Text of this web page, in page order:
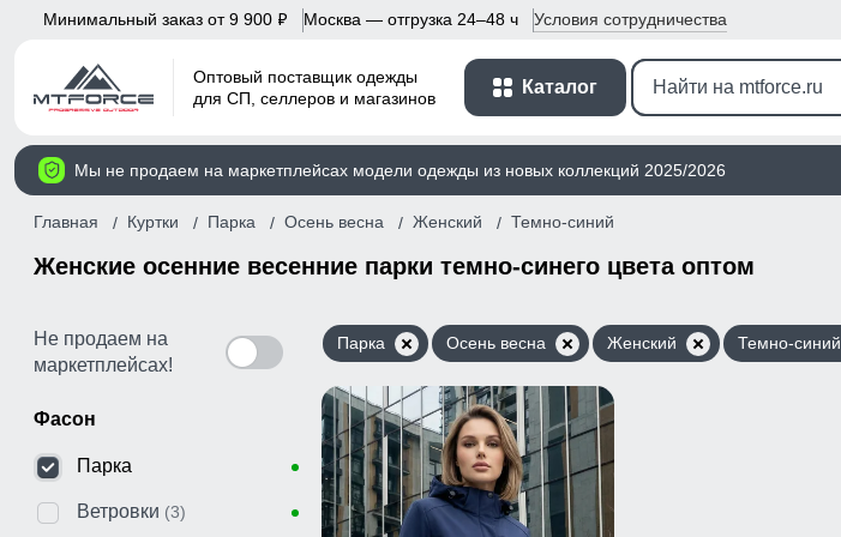
Минимальный заказ от 9 900 p Москва — отгрузка 24–48 ч Условия сотрудничества
Оптовый поставщик одежды
для СП, селлеров и магазинов
Каталог
Мы не продаем на маркетплейсах модели одежды из новых коллекций 2025/2026
Главная Куртки Парка Осень весна Женский Темно-синий
Женские осенние весенние парки темно-синего цвета оптом
Не продаем на
маркетплейсах!
Фасон
Парка
Ветровки (3)
Парка Осень весна Женский Темно-синий